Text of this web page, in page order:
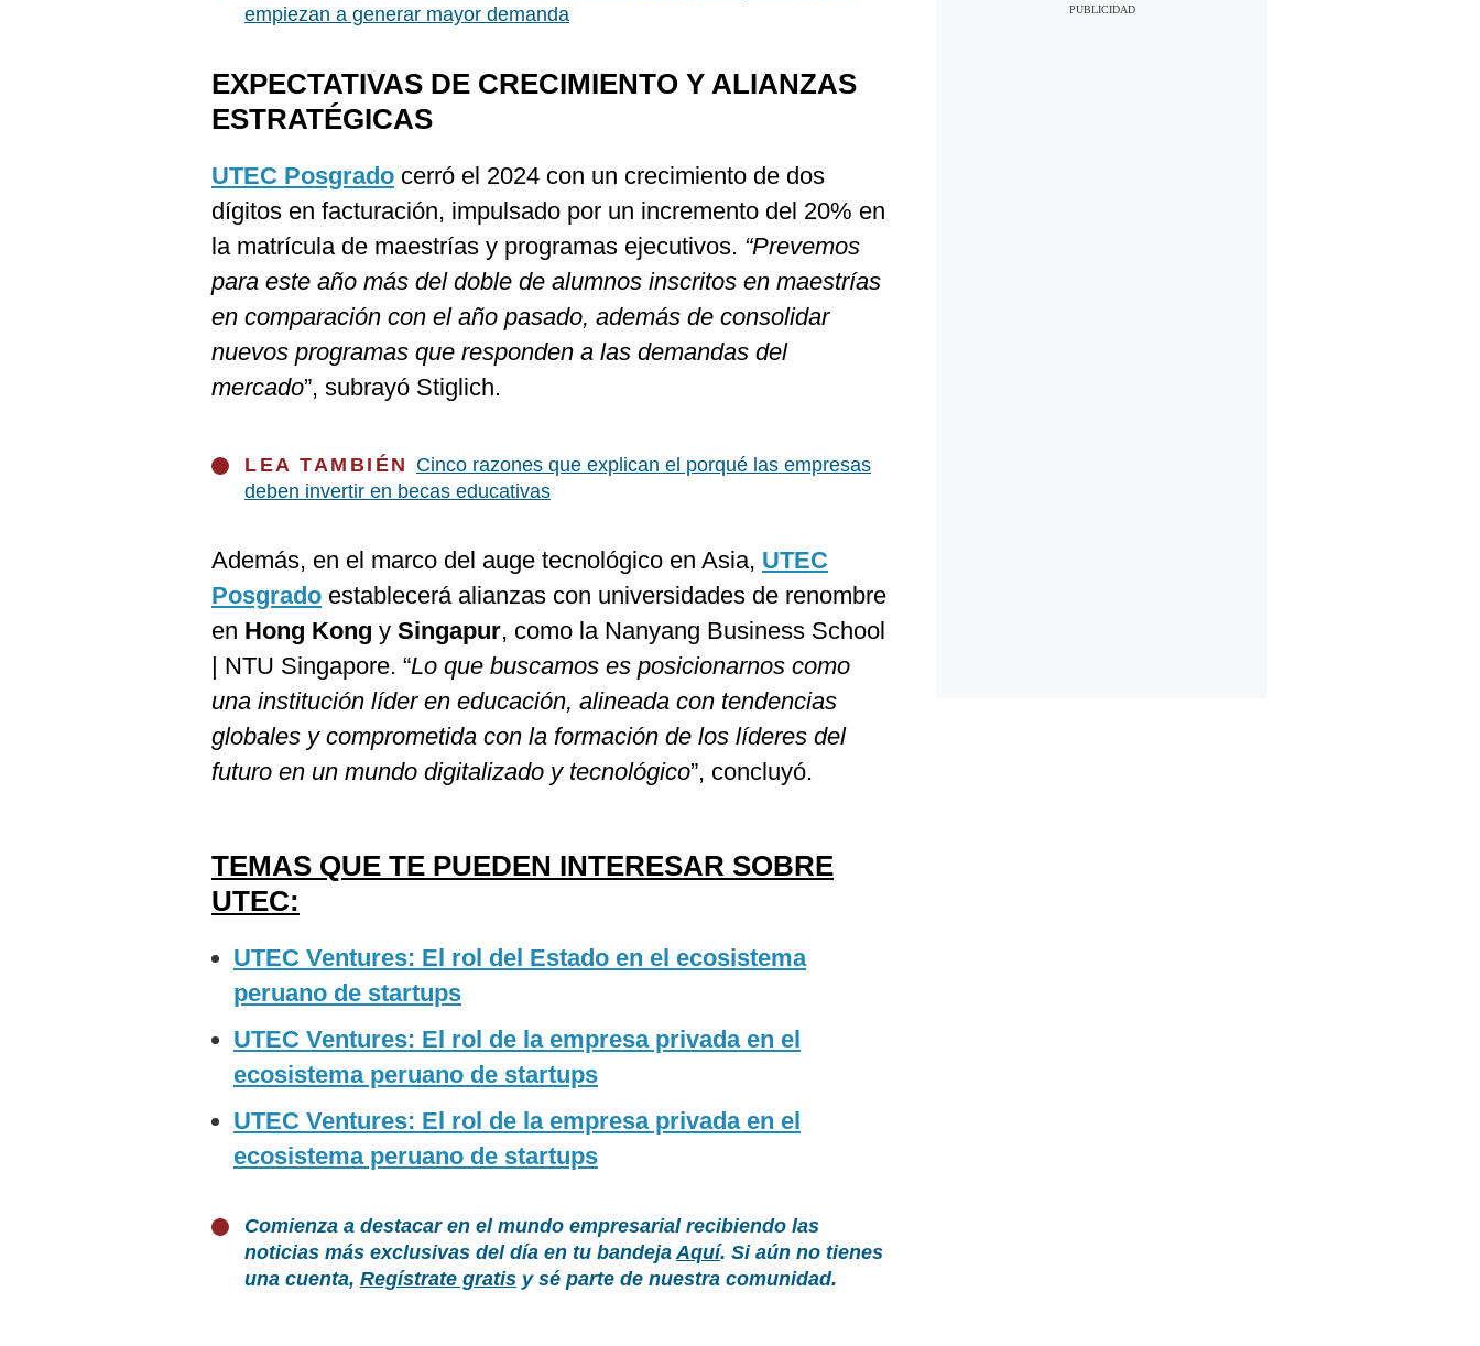
empiezan a generar mayor demanda
EXPECTATIVAS DE CRECIMIENTO Y ALIANZAS
ESTRATÉGICAS
UTEC Posgrado cerró el 2024 con un crecimiento de dos
dígitos en facturación, impulsado por un incremento del 20% en
la matrícula de maestrías y programas ejecutivos. “Prevemos
para este año más del doble de alumnos inscritos en maestrías
en comparación con el año pasado, además de consolidar
nuevos programas que responden a las demandas del
mercado”, subrayó Stiglich.
LEA TAMBIÉN Cinco razones que explican el porqué las empresas
deben invertir en becas educativas
Además, en el marco del auge tecnológico en Asia, UTEC
Posgrado establecerá alianzas con universidades de renombre
en Hong Kong y Singapur, como la Nanyang Business School
| NTU Singapore. “Lo que buscamos es posicionarnos como
una institución líder en educación, alineada con tendencias
globales y comprometida con la formación de los líderes del
futuro en un mundo digitalizado y tecnológico”, concluyó.
TEMAS QUE TE PUEDEN INTERESAR SOBRE
UTEC:
UTEC Ventures: El rol del Estado en el ecosistema
peruano de startups
UTEC Ventures: El rol de la empresa privada en el
ecosistema peruano de startups
UTEC Ventures: El rol de la empresa privada en el
ecosistema peruano de startups
Comienza a destacar en el mundo empresarial recibiendo las
noticias más exclusivas del día en tu bandejaAquí. Si aún no tienes
una cuenta, Regístrate gratis y sé parte de nuestra comunidad.